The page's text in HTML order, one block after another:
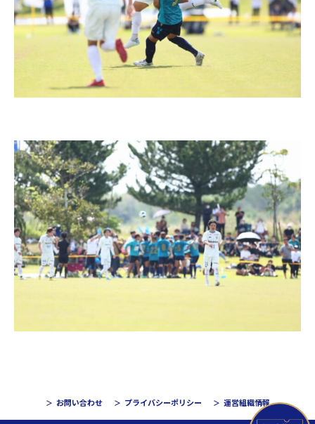
お問い合わせ プライバシーポリシー 運営組織情報